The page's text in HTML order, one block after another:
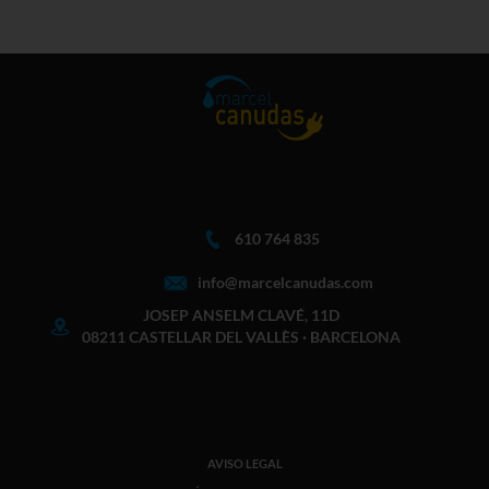
610 764 835
info@marcelcanudas.com
JOSEP ANSELM CLAVÉ, 11D
08211 CASTELLAR DEL VALLÈS · BARCELONA
AVISO LEGAL